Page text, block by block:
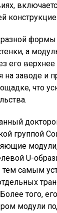
формы
а
его
на заводе и
что
группой
U-
самым
того,
модули